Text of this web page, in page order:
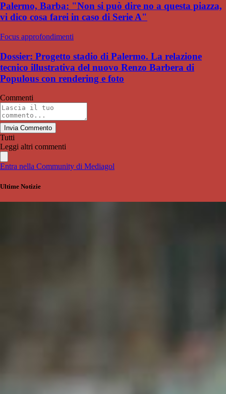
Palermo, Barba: "Non si può dire no a questa piazza,
vi dico cosa farei in caso di Serie A"
Focus approfondimenti
Dossier: Progetto stadio di Palermo. La relazione
tecnico illustrativa del nuovo Renzo Barbera di
Populous con rendering e foto
Commenti
Invia Commento
Tutti
Leggi altri commenti
Entra nella Community di Mediagol
Ultime Notizie